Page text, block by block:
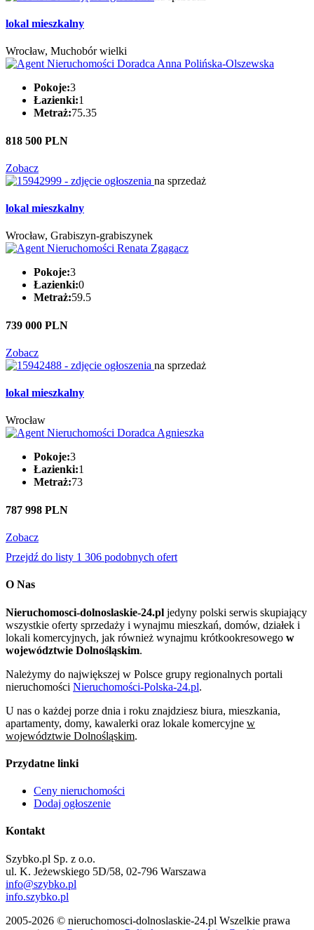
lokal mieszkalny
Wrocław, Muchobór wielki
Pokoje:3
Łazienki:1
Metraż:75.35
818 500 PLN
Zobacz
na sprzedaż
lokal mieszkalny
Wrocław, Grabiszyn-grabiszynek
Pokoje:3
Łazienki:0
Metraż:59.5
739 000 PLN
Zobacz
na sprzedaż
lokal mieszkalny
Wrocław
Pokoje:3
Łazienki:1
Metraż:73
787 998 PLN
Zobacz
Przejdź do listy 1 306 podobnych ofert
O Nas
Nieruchomosci-dolnoslaskie-24.pl jedyny polski serwis skupiający
wszystkie oferty sprzedaży i wynajmu mieszkań, domów, działek i
lokali komercyjnych, jak również wynajmu krótkookresowego w
województwie Dolnośląskim.
Należymy do największej w Polsce grupy regionalnych portali
nieruchomości Nieruchomości-Polska-24.pl.
U nas o każdej porze dnia i roku znajdziesz biura, mieszkania,
apartamenty, domy, kawalerki oraz lokale komercyjne w
województwie Dolnośląskim.
Przydatne linki
Ceny nieruchomości
Dodaj ogłoszenie
Kontakt
Szybko.pl Sp. z o.o.
ul. K. Jeżewskiego 5D/58, 02-796 Warszawa
info@szybko.pl
info.szybko.pl
2005-2026 © nieruchomosci-dolnoslaskie-24.pl Wszelkie prawa